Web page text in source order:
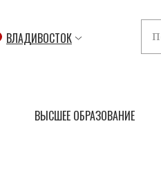
ВЛАДИВОСТОК
ВЫСШЕЕ ОБРАЗОВАНИЕ